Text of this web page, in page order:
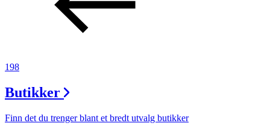
Åpningstider
Praktisk informasjon
Ledige stillinger
Magasin
198
Butikker
Finn det du trenger blant et bredt utvalg butikker